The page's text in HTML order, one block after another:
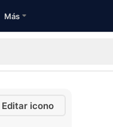
Más
Editar icono